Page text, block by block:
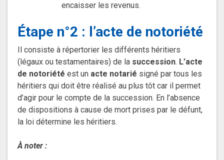
encaisser les revenus.
Étape n°2 : l’acte de notoriété
Il consiste à répertorier les différents héritiers
(légaux ou testamentaires) de la succession. L’acte
de notoriété est un acte notarié signé par tous les
héritiers qui doit être réalisé au plus tôt car il permet
d’agir pour le compte de la succession. En l’absence
de dispositions à cause de mort prises par le défunt,
la loi détermine les héritiers.
À noter :